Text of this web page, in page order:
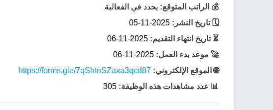
💰 الراتب المتوقع: يحدد في الفعالية
🗓️ تاريخ النشر: 2025-11-05
⏳ تاريخ انتهاء التقديم: 2025-11-06
🚀 موعد بدء العمل: 2025-11-06
🌐 الموقع الإلكتروني: https://forms.gle/7qShtnSZaxa3qcd87
📊 عدد مشاهدات هذه الوظيفة: 305